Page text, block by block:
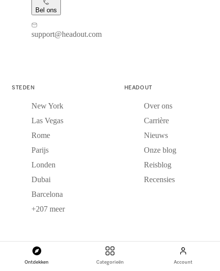
Ontdekken Categorieën Account
Bel ons
support@headout.com
STEDEN
New York
Las Vegas
Rome
Parijs
Londen
Dubai
Barcelona
+207 meer
HEADOUT
Over ons
Carrière
Nieuws
Onze blog
Reisblog
Recensies
ONZE PARTNERS